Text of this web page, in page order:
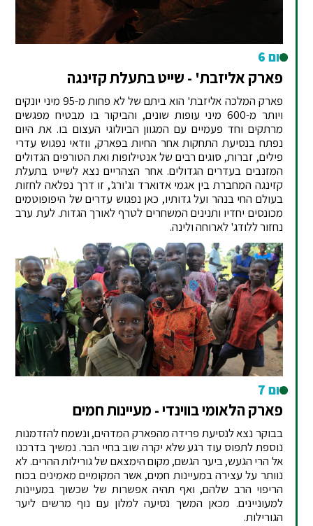
יום 6
פארק אליזבת' - שייט בתעלת קזינגה
פארק המלכה אליזבת' הוא ביתם של לא פחות מ-95 מיני יונקים
ויותר מ-600 מיני עופות שונים, והביקור בו מבטיח מפגשים
מרתקים וחד פעמיים עם המגוון הביולוגי העצום בו. את היום
נפתח בנסיעת התחקות אחר החיות בפארק, וודאי נפגוש עדרי
פילים, זברות, סוגים רבים של אנטילופות ואת הטורפים הגדולים
המזנבים בעדרים הגדולים. אחר הצהריים נצא לשייט בתעלת
קזינגה המחברת בין אגמי אדוארד וג'ורג', זו דרך נפלאה לחזות
בעולם החי בנהר ועל גדותיו, כאן נפגוש עדרים של היפופוטמים
מכונסים יחדיו ותנינים המשחרים לטרף לאורך הגדות. לעת ערב
נחזור ללודג' לארוחה ולינה.
יום 7
פארק הלאומי בווינדי - מעיינות חמים
בבוקר נצא לנסיעת פרידה מהפארק המדהים, ונשמח להזדמנות
נוספת לתפוס עוד רגע שלא יקרה שוב בחיי הבר. נמשיך בדרכנו
אל הרי הגעש, ביער הגשם, מקום הימצאם של גורילות ההרים. לא
נוותר על עצירה במעיינות חמים, אשר המקומיים מאמינים בכוח
הריפוי הרב שלהם, ואף תהיה אפשרות של שכשוך במעיינות
למעוניינים. מכאן המשך נסיעה למלון עם נוף מרשים ליער
הגורילות.